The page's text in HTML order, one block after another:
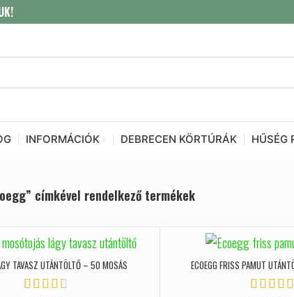
INFORMÁCIÓK DEBRECEN KÖRTÚRÁK HŰSÉG
címkével rendelkező termékek
TAVASZ UTÁNTÖLTŐ – 50 MOSÁS ECOEGG FRISS PAMUT